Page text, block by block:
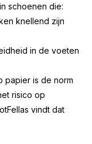
schoenen die:
knellend zijn
in de voeten
papier is de norm
risico op
vindt dat